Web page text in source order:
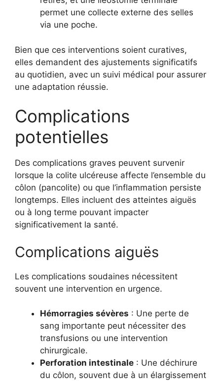
permet une collecte externe des selles
via une poche.
Bien que ces interventions soient curatives,
elles demandent des ajustements significatifs
au quotidien, avec un suivi médical pour assurer
une adaptation réussie.
Complications
potentielles
Des complications graves peuvent survenir
lorsque la colite ulcéreuse affecte l’ensemble du
côlon (pancolite) ou que l’inflammation persiste
longtemps. Elles incluent des atteintes aiguës
ou à long terme pouvant impacter
significativement la santé.
Complications aiguës
Les complications soudaines nécessitent
souvent une intervention en urgence.
Hémorragies sévères : Une perte de
sang importante peut nécessiter des
transfusions ou une intervention
chirurgicale.
Perforation intestinale : Une déchirure
du côlon, souvent due à un élargissement